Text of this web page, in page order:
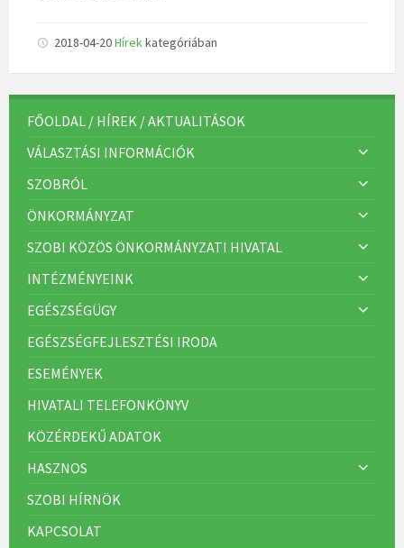
2018-04-20Hírekkategóriában
FŐOLDAL / HÍREK / AKTUALITÁSOK
VÁLASZTÁSI INFORMÁCIÓK
SZOBRÓL
ÖNKORMÁNYZAT
SZOBI KÖZÖS ÖNKORMÁNYZATI HIVATAL
INTÉZMÉNYEINK
EGÉSZSÉGÜGY
EGÉSZSÉGFEJLESZTÉSI IRODA
ESEMÉNYEK
HIVATALI TELEFONKÖNYV
KÖZÉRDEKŰ ADATOK
HASZNOS
SZOBI HÍRNÖK
KAPCSOLAT